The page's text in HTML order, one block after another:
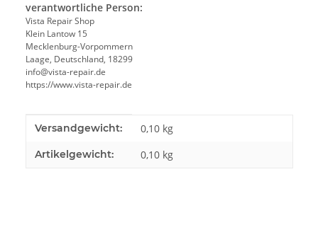
verantwortliche Person:
Vista Repair Shop
Klein Lantow 15
Mecklenburg-Vorpommern
Laage, Deutschland, 18299
info@vista-repair.de
https://www.vista-repair.de
Produkteigenschaft
Wert
Versandgewicht: 0,10 kg
Artikelgewicht: 0,10 kg